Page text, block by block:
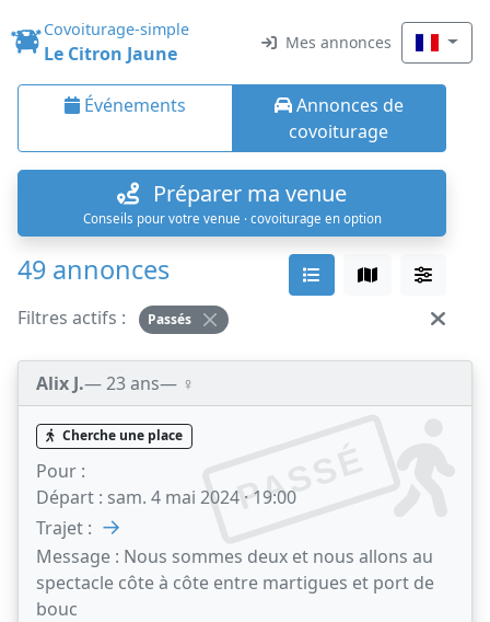
Covoiturage-simple
Le Citron Jaune Mes annonces
Événements
Annonces de
covoiturage
Préparer ma venue
Conseils pour votre venue · covoiturage en option
49 annonces
Filtres actifs : Passés
Alix J.— 23 ans— ♀️
PASSÉ
Cherche une place
Pour :
Départ : sam. 4 mai 2024 · 19:00
Trajet : →
Message : Nous sommes deux et nous allons au
spectacle côte à côte entre martigues et port de
bouc